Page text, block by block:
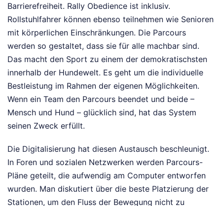
Barrierefreiheit. Rally Obedience ist inklusiv.
Rollstuhlfahrer können ebenso teilnehmen wie Senioren
mit körperlichen Einschränkungen. Die Parcours
werden so gestaltet, dass sie für alle machbar sind.
Das macht den Sport zu einem der demokratischsten
innerhalb der Hundewelt. Es geht um die individuelle
Bestleistung im Rahmen der eigenen Möglichkeiten.
Wenn ein Team den Parcours beendet und beide –
Mensch und Hund – glücklich sind, hat das System
seinen Zweck erfüllt.
Die Digitalisierung hat diesen Austausch beschleunigt.
In Foren und sozialen Netzwerken werden Parcours-
Pläne geteilt, die aufwendig am Computer entworfen
wurden. Man diskutiert über die beste Platzierung der
Stationen, um den Fluss der Bewegung nicht zu